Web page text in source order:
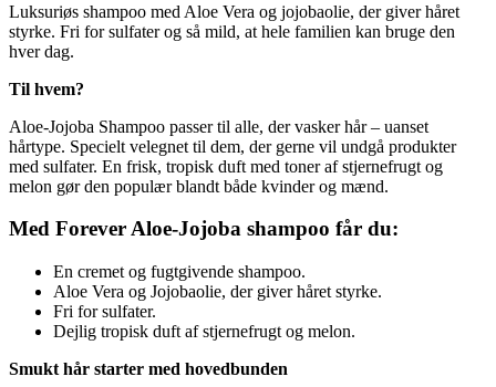
Luksuriøs shampoo med Aloe Vera og jojobaolie, der giver håret
styrke. Fri for sulfater og så mild, at hele familien kan bruge den
hver dag.
Til hvem?
Aloe-Jojoba Shampoo passer til alle, der vasker hår – uanset
hårtype. Specielt velegnet til dem, der gerne vil undgå produkter
med sulfater. En frisk, tropisk duft med toner af stjernefrugt og
melon gør den populær blandt både kvinder og mænd.
Med Forever Aloe-Jojoba shampoo får du:
En cremet og fugtgivende shampoo.
Aloe Vera og Jojobaolie, der giver håret styrke.
Fri for sulfater.
Dejlig tropisk duft af stjernefrugt og melon.
Smukt hår starter med hovedbunden